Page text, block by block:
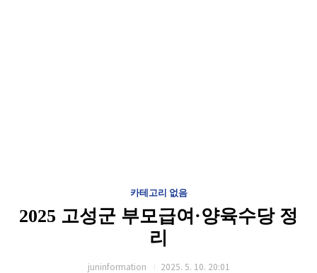
카테고리 없음
2025 고성군 부모급여·양육수당 정
리
juninformation 2025. 5. 10. 20:01